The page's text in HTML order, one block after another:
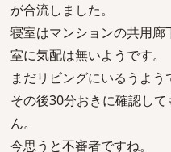
が合流しました。
寝室はマンションの共用
室に気配は無いようです。
まだリビングにいるうよう
その後30分おきに確認し
ん。
今思うと不審者ですね。